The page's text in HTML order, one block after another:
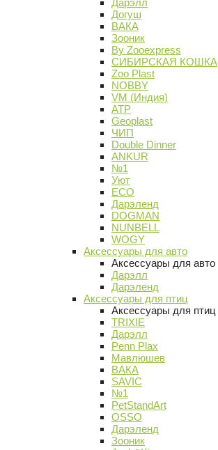
Дарэлл
Догуш
ВАКА
Зооник
By Zooexpress
СИБИРСКАЯ КОШКА
Zoo Plast
NOBBY
VM (Индия)
АТР
Geoplast
ЧИП
Double Dinner
ANKUR
№1
Уют
ECO
Дарэленд
DOGMAN
NUNBELL
WOGY
Аксессуары для авто
Аксессуары для авто
Дарэлл
Дарэленд
Аксессуары для птиц
Аксессуары для птиц
TRIXIE
Дарэлл
Penn Plax
Мавлюшев
ВАКА
SAVIC
№1
PetStandArt
OSSO
Дарэленд
Зооник